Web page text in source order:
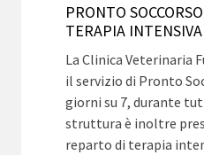
PRONTO
TERAPIA INTENSIVA
La Clinica Veterinaria
il servizio di Pronto
giorni su 7, durante
struttura è inoltre
reparto di terapia